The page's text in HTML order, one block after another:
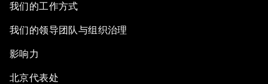
我们的工作方式
我们的领导团队与组织治理
影响力
北京代表处